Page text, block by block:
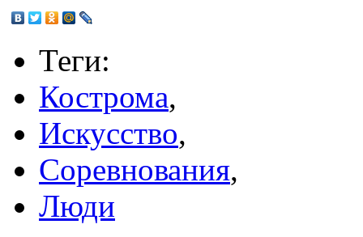
Теги:
Кострома,
Искусство,
Соревнования,
Люди